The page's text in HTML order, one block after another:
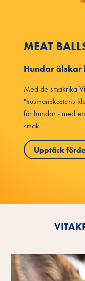
MEAT
Hundar älskar
Med de smakrika
"husmanskostens
för hundar - med
smak.
Upptäck